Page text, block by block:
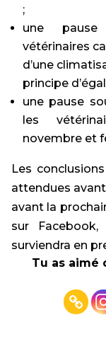
;
une
vétérinaires
d’une
principe
une pause
les
novembre et
Les
attendues
avant la
sur Facebook,
surviendra en
Tu as aimé